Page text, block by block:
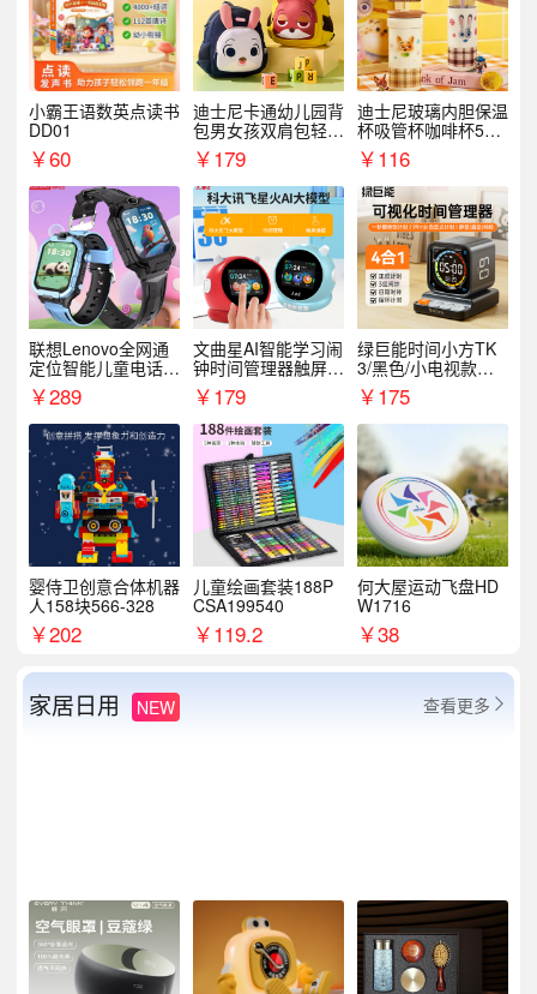
小霸王语数英点读书
DD01
￥60
迪士尼卡通幼儿园背
包男女孩双肩包轻便
可爱小背包B20107
￥179
迪士尼玻璃内胆保温
杯吸管杯咖啡杯530
MLH15135
￥116
联想Lenovo全网通
定位智能儿童电话手
表A1
￥289
文曲星AI智能学习闹
钟时间管理器触屏N
1pro
￥179
绿巨能时间小方TK
3/黑色/小电视款【T
K3】
￥175
婴侍卫创意合体机器
人158块566-328
￥202
儿童绘画套装188P
CSA199540
￥119.2
何大屋运动飞盘HD
W1716
￥38
家居日用 NEW 查看更多 